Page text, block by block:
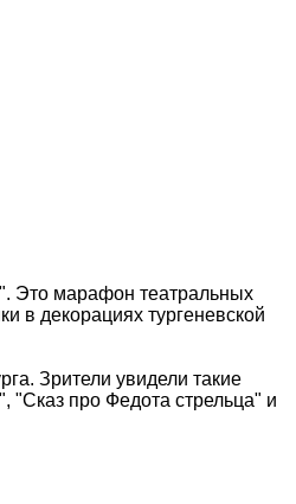
Это марафон театральных
в декорациях тургеневской
Зрители увидели такие
"Сказ про Федота стрельца" и